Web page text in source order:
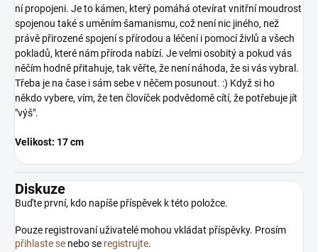
ní propojeni. Je to kámen, který pomáhá otevírat vnitřní moudrost
spojenou také s uměním šamanismu, což není nic jiného, než
právě přirozené spojení s přírodou a léčení i pomocí živlů a všech
pokladů, které nám příroda nabízí. Je velmi osobitý a pokud vás
něčím hodně přitahuje, tak věřte, že není náhoda, že si vás vybral.
Třeba je na čase i sám sebe v něčem posunout. :) Když si ho
někdo vybere, vím, že ten človíček podvědomě cítí, že potřebuje jít
"výš".
Velikost: 17 cm
Diskuze
Buďte první, kdo napíše příspěvek k této položce.
Pouze registrovaní uživatelé mohou vkládat příspěvky. Prosím
přihlaste se nebo se registrujte.